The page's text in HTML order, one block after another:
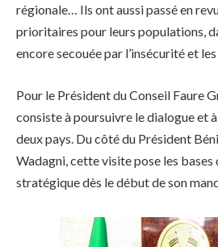
régionale… Ils ont aussi passé en
prioritaires pour leurs populations,
encore secouée par l’insécurité et
Pour le Président du Conseil Faure
consiste à poursuivre le dialogue et
deux pays. Du côté du Président
Wadagni, cette visite pose les bases
stratégique dès le début de son